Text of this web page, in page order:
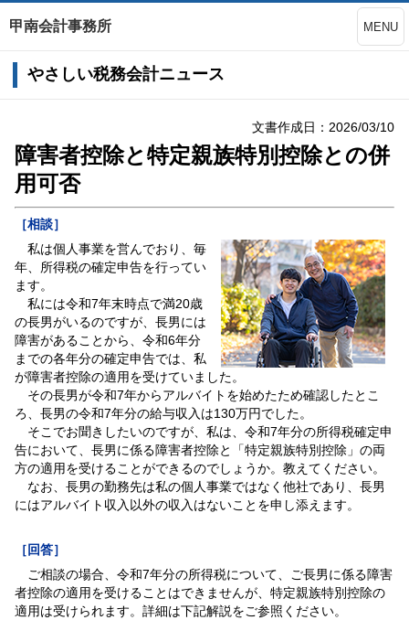
甲南会計事務所 MENU
やさしい税務会計ニュース
文書作成日：2026/03/10
障害者控除と特定親族特別控除との併
用可否
［相談］
私は個人事業を営んでおり、毎
年、所得税の確定申告を行ってい
ます。
私には令和7年末時点で満20歳
の長男がいるのですが、長男には
障害があることから、令和6年分
までの各年分の確定申告では、私
が障害者控除の適用を受けていました。
その長男が令和7年からアルバイトを始めたため確認したとこ
ろ、長男の令和7年分の給与収入は130万円でした。
そこでお聞きしたいのですが、私は、令和7年分の所得税確定申
告において、長男に係る障害者控除と「特定親族特別控除」の両
方の適用を受けることができるのでしょうか。教えてください。
なお、長男の勤務先は私の個人事業ではなく他社であり、長男
にはアルバイト収入以外の収入はないことを申し添えます。
［回答］
ご相談の場合、令和7年分の所得税について、ご長男に係る障害
者控除の適用を受けることはできませんが、特定親族特別控除の
適用は受けられます。詳細は下記解説をご参照ください。